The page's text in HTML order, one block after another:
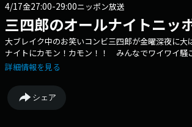
4/17金27:00-29:00ニッポン放送
三四郎のオールナイトニッ
大ブレイク中のお笑いコンビ三四郎が金曜深夜に
ナイトにカモン！カモン！！ みんなでワイワイ
い番組ですが、イライラせずに、温かい気持ちで聴
むことができます。音声でも映像でもお楽しみくだ
ス： 346@allnightnippon.com 番組ホームペ
twitterハッシュタグは「#三四郎ANN0」twitterアカ
詳細情報を見る
シェア